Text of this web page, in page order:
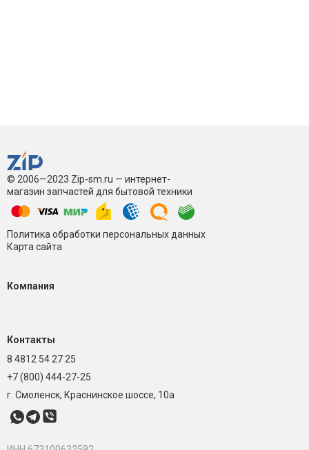
© 2006—2023 Zip-sm.ru — интернет-
магазин запчастей для бытовой техники
Политика обработки персональных данных
Карта сайта
Компания
Контакты
8 4812 54 27 25
+7 (800) 444-27-25
г. Смоленск, Краснинское шоссе, 10а